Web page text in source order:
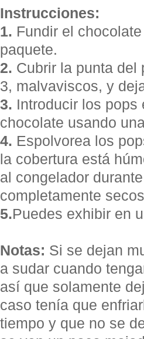
Instrucciones:
1. Fundir el
paquete.
2. Cubrir la punta del
3, malvaviscos, y
3. Introducir los pops
chocolate usando
4. Espolvorea los
la cobertura está
al congelador
completamente
5.Puedes exhibir en
Notas: Si se dejan
a sudar cuando
así que solamente
caso tenía que
tiempo y que no se